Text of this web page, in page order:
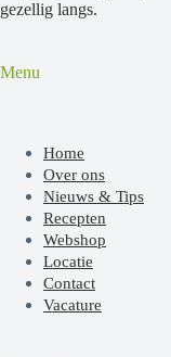
gezellig langs.
Menu
Home
Over ons
Nieuws & Tips
Recepten
Webshop
Locatie
Contact
Vacature